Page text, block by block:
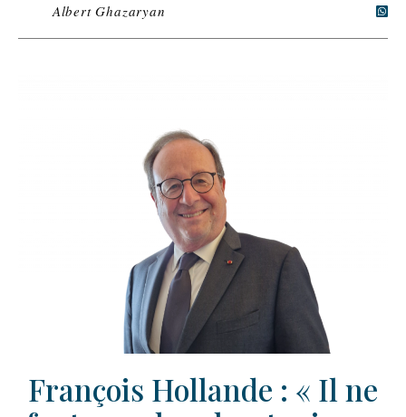
Albert Ghazaryan
François Hollande : « Il ne